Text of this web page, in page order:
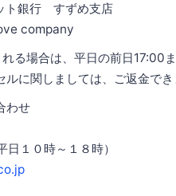
ト銀行 すずめ支店
company
る場合は、平日の前日17:00
に関しましては、ご返金で
わせ
０時～１８時）